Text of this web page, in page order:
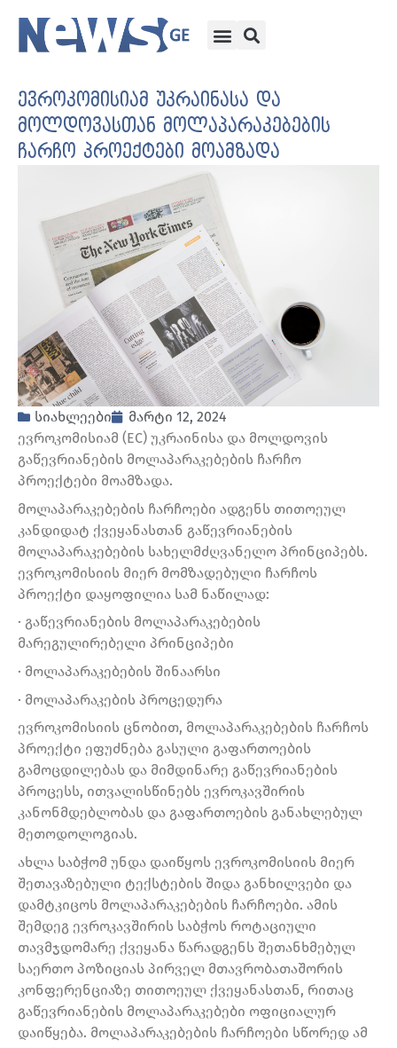
ევროკომისიამ უკრაინასა და
მოლდოვასთან მოლაპარაკებების
ჩარჩო პროექტები მოამზადა
სიახლეები
მარტი 12, 2024
ევროკომისიამ (EC) უკრაინისა და მოლდოვის
გაწევრიანების მოლაპარაკებების ჩარჩო
პროექტები მოამზადა.
მოლაპარაკებების ჩარჩოები ადგენს თითოეულ
კანდიდატ ქვეყანასთან გაწევრიანების
მოლაპარაკებების სახელმძღვანელო პრინციპებს.
ევროკომისიის მიერ მომზადებული ჩარჩოს
პროექტი დაყოფილია სამ ნაწილად:
· გაწევრიანების მოლაპარაკებების
მარეგულირებელი პრინციპები
· მოლაპარაკებების შინაარსი
· მოლაპარაკების პროცედურა
ევროკომისიის ცნობით, მოლაპარაკებების ჩარჩოს
პროექტი ეფუძნება გასული გაფართოების
გამოცდილებას და მიმდინარე გაწევრიანების
პროცესს, ითვალისწინებს ევროკავშირის
კანონმდებლობას და გაფართოების განახლებულ
მეთოდოლოგიას.
ახლა საბჭომ უნდა დაიწყოს ევროკომისიის მიერ
შეთავაზებული ტექსტების შიდა განხილვები და
დამტკიცოს მოლაპარაკებების ჩარჩოები. ამის
შემდეგ ევროკავშირის საბჭოს როტაციული
თავმჯდომარე ქვეყანა წარადგენს შეთანხმებულ
საერთო პოზიციას პირველ მთავრობათაშორის
კონფერენციაზე თითოეულ ქვეყანასთან, რითაც
გაწევრიანების მოლაპარაკებები ოფიციალურ
დაიწყება. მოლაპარაკებების ჩარჩოები სწორედ ამ